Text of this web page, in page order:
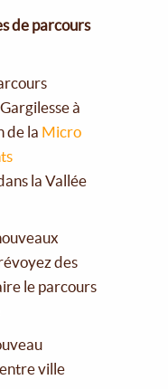
de parcours
à
de la Micro
la Vallée
des
le parcours
ville